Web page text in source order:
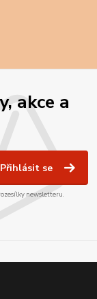
akce a
Přihlásit se
newsletteru.